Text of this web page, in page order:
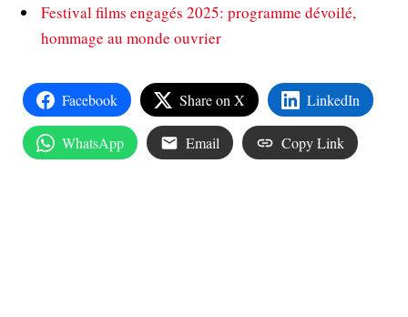
Festival films engagés 2025: programme dévoilé,
hommage au monde ouvrier
Facebook Share on X LinkedIn
WhatsApp Email Copy Link